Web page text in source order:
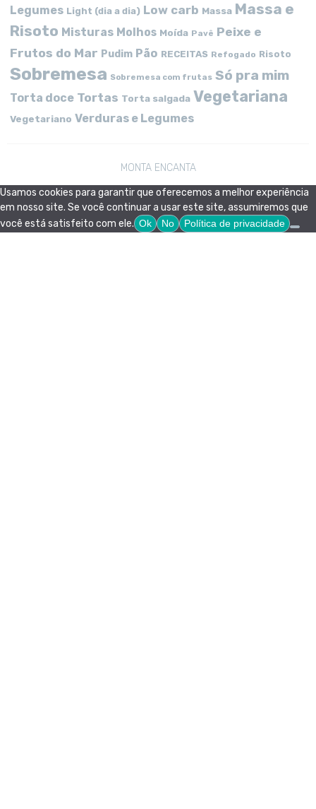
Legumes Light (dia a dia) Low carb Massa Massa e
Risoto Misturas Molhos Moída Pavê Peixe e
Frutos do Mar Pudim Pão RECEITAS Refogado Risoto
Sobremesa Sobremesa com frutas Só pra mim
Torta doce Tortas Torta salgada Vegetariana
Vegetariano Verduras e Legumes
MONTA ENCANTA
Usamos cookies para garantir que oferecemos a melhor experiência
em nosso site. Se você continuar a usar este site, assumiremos que
você está satisfeito com ele. Ok No Política de privacidade